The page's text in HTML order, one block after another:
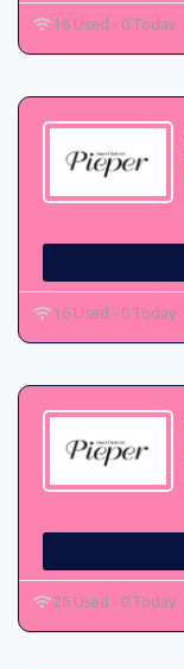
18 Used - 0 Today
16 Used - 0 Today
26 Used - 0 Today